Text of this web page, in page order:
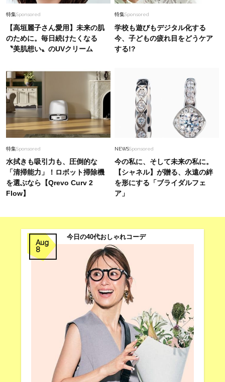
特集Sponsored
【高垣麗子さん愛用】未来の肌
のために。毎日続けたくなる
〝美肌想い〟のUVクリーム
特集Sponsored
学校も遊びもデジタル化する
今、子どもの疲れ目をどうケア
する!?
特集Sponsored
水拭きも吸引力も、圧倒的な
「清掃能力」！ロボット掃除機
を選ぶなら【Qrevo Curv 2
Flow】
NEWSSponsored
今の私に、そして未来の私に。
【シャネル】が贈る、永遠の絆
を形にする「ブライダルフェ
ア」
Aug
8
今日の40代おしゃれコーデ